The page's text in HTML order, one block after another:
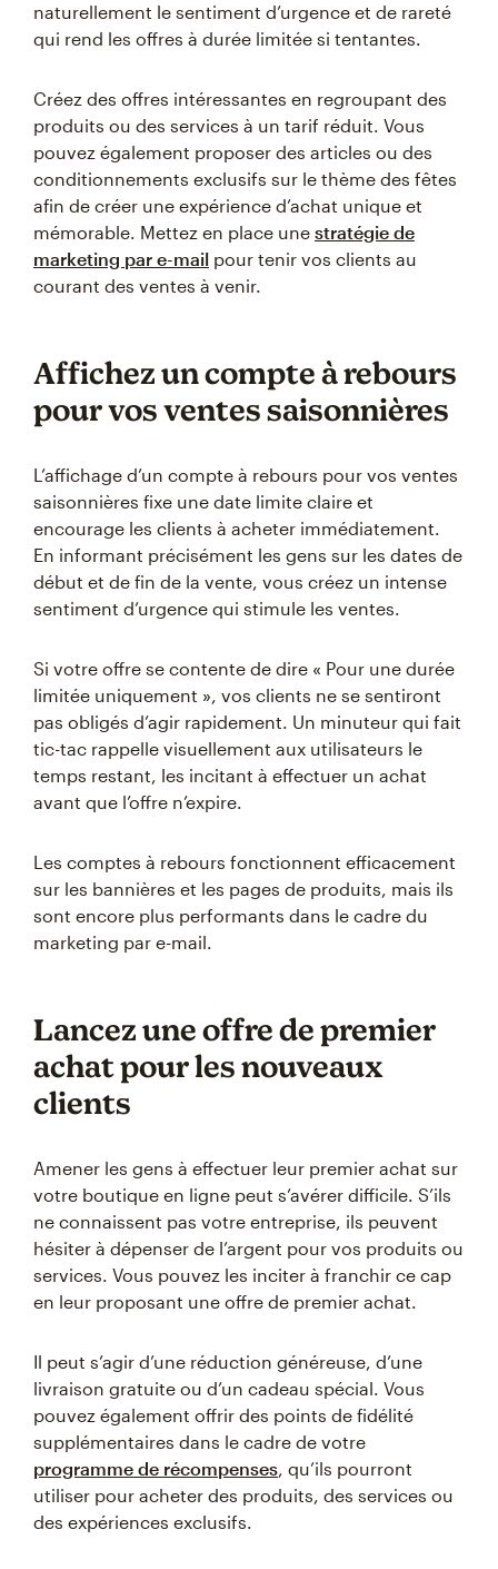
naturellement le sentiment d’urgence et de rareté
qui rend les offres à durée limitée si tentantes.
Créez des offres intéressantes en regroupant des
produits ou des services à un tarif réduit. Vous
pouvez également proposer des articles ou des
conditionnements exclusifs sur le thème des fêtes
afin de créer une expérience d’achat unique et
mémorable. Mettez en place une stratégie de
marketing par e-mail pour tenir vos clients au
courant des ventes à venir.
Affichez un compte à rebours
pour vos ventes saisonnières
L’affichage d’un compte à rebours pour vos ventes
saisonnières fixe une date limite claire et
encourage les clients à acheter immédiatement.
En informant précisément les gens sur les dates de
début et de fin de la vente, vous créez un intense
sentiment d’urgence qui stimule les ventes.
Si votre offre se contente de dire « Pour une durée
limitée uniquement », vos clients ne se sentiront
pas obligés d’agir rapidement. Un minuteur qui fait
tic-tac rappelle visuellement aux utilisateurs le
temps restant, les incitant à effectuer un achat
avant que l’offre n’expire.
Les comptes à rebours fonctionnent efficacement
sur les bannières et les pages de produits, mais ils
sont encore plus performants dans le cadre du
marketing par e-mail.
Lancez une offre de premier
achat pour les nouveaux
clients
Amener les gens à effectuer leur premier achat sur
votre boutique en ligne peut s’avérer difficile. S’ils
ne connaissent pas votre entreprise, ils peuvent
hésiter à dépenser de l’argent pour vos produits ou
services. Vous pouvez les inciter à franchir ce cap
en leur proposant une offre de premier achat.
Il peut s’agir d’une réduction généreuse, d’une
livraison gratuite ou d’un cadeau spécial. Vous
pouvez également offrir des points de fidélité
supplémentaires dans le cadre de votre
programme de récompenses, qu’ils pourront
utiliser pour acheter des produits, des services ou
des expériences exclusifs.